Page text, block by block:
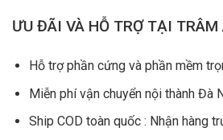
ƯU ĐÃI VÀ HỖ TRỢ TẠI TRÂM
Hỗ trợ phần cứng và phần mềm
Miễn phí vận chuyển nội thành Đà
Ship COD toàn quốc : Nhận hàng